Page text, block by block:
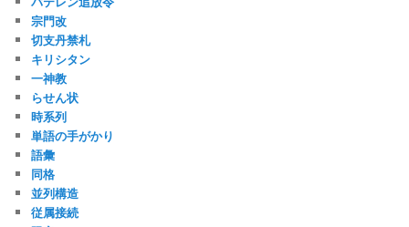
宗門改
切支丹禁札
キリシタン
一神教
らせん状
時系列
単語の手がかり
語彙
同格
並列構造
従属接続